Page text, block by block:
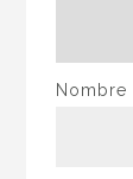
Nombre